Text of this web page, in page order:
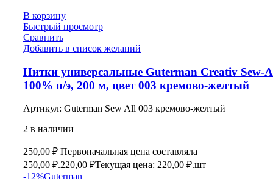
В корзину
Быстрый просмотр
Сравнить
Добавить в список желаний
Нитки универсальные Guterman Creativ Sew-
100% п/э, 200 м, цвет 003 кремово-желтый
Артикул: Guterman Sew All 003 кремово-желтый
2 в наличии
250,00₽ Первоначальная цена составляла
250,00 ₽.220,00 ₽Текущая цена: 220,00 ₽.шт
-12%Guterman